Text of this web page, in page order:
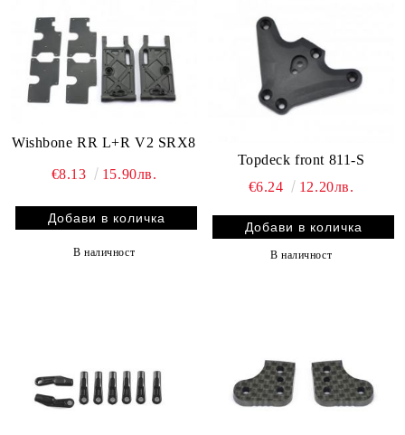
Wishbone RR L+R V2 SRX8
€8.13 15.90лв.
В наличност
Topdeck front 811-S
€6.24
12.20лв.
В наличност